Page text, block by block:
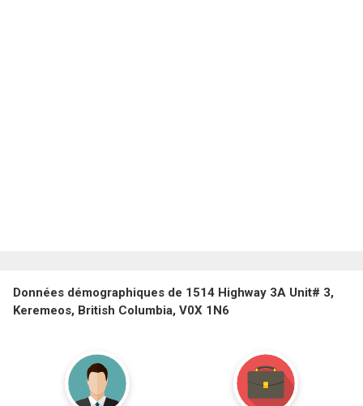
Données démographiques de 1514 Highway 3A Unit# 3,
Keremeos, British Columbia, V0X 1N6